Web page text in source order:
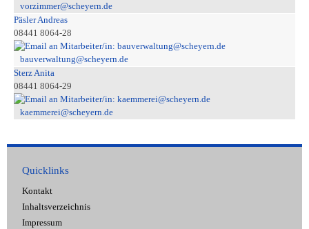
vorzimmer@scheyern.de
Päsler Andreas
08441 8064-28
bauverwaltung@scheyern.de
Sterz Anita
08441 8064-29
kaemmerei@scheyern.de
Quicklinks
Kontakt
Inhaltsverzeichnis
Impressum